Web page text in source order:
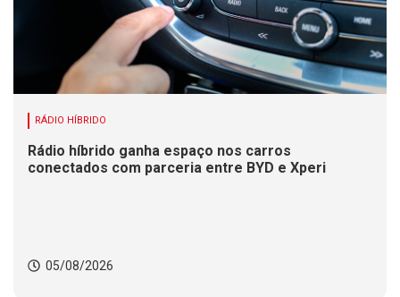
RÁDIO HÍBRIDO
Rádio híbrido ganha espaço nos carros
conectados com parceria entre BYD e Xperi
05/08/2026